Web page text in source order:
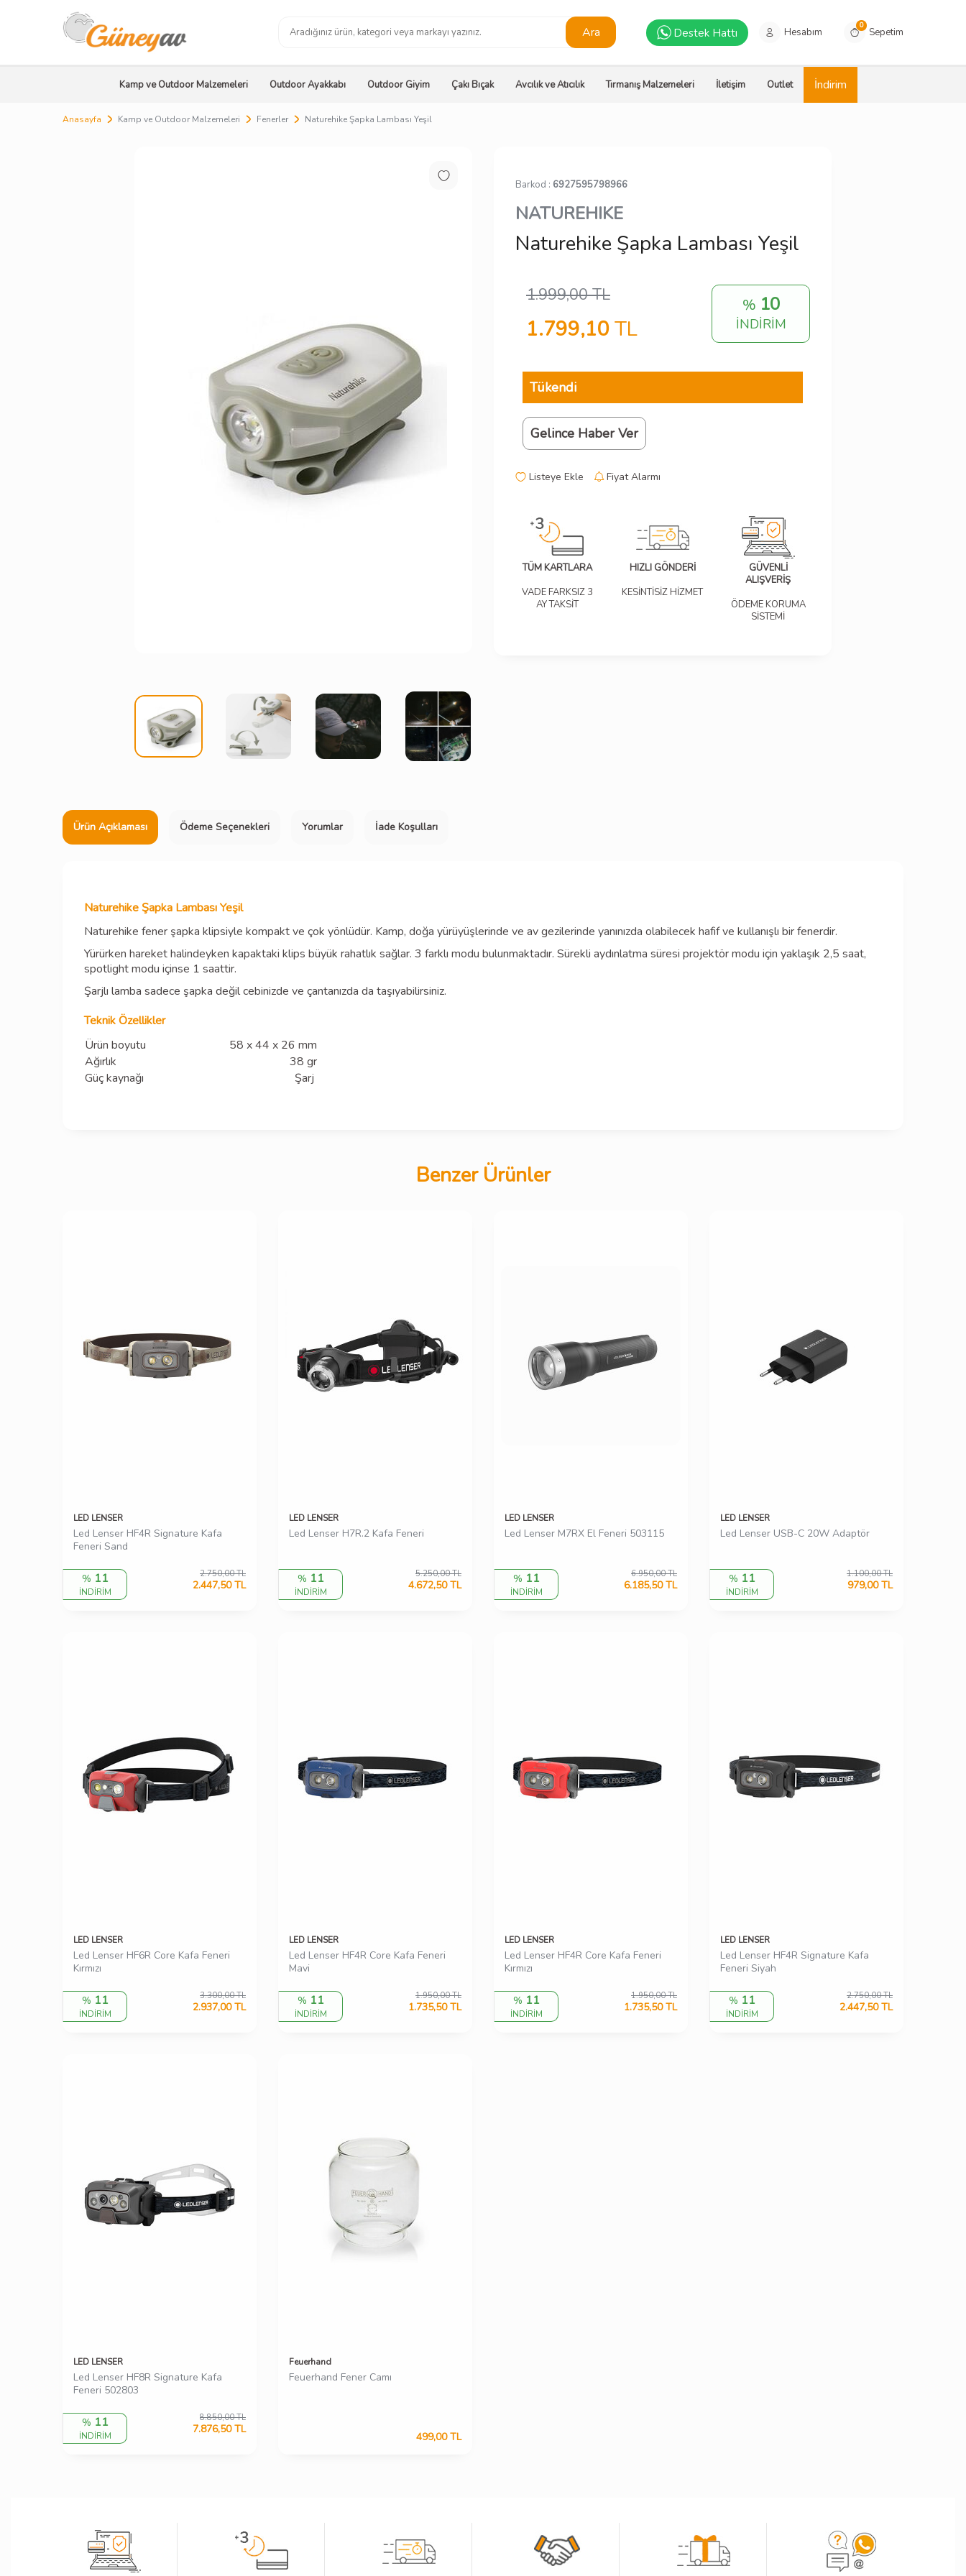
Ara Destek Hattı Hesabım
0
Sepetim
Kamp ve Outdoor Malzemeleri Outdoor Ayakkabı Outdoor Giyim Çakı Bıçak Avcılık ve Atıcılık Tırmanış Malzemeleri İletişim Outlet İndirim
Anasayfa Kamp ve Outdoor Malzemeleri Fenerler Naturehike Şapka Lambası Yeşil
Barkod : 6927595798966
NATUREHIKE
Naturehike Şapka Lambası Yeşil
1.999,00TL
1.799,10TL
% 10
İNDİRİM
Tükendi
Gelince Haber Ver
Listeye Ekle Fiyat Alarmı
TÜM KARTLARA
VADE FARKSIZ 3
AY TAKSİT
HIZLI GÖNDERİ
KESİNTİSİZ HİZMET
GÜVENLİ
ALIŞVERİŞ
ÖDEME KORUMA
SİSTEMİ
Ürün Açıklaması Ödeme Seçenekleri Yorumlar İade Koşulları
Naturehike Şapka Lambası Yeşil
Naturehike fener şapka klipsiyle kompakt ve çok yönlüdür. Kamp, doğa yürüyüşlerinde ve av gezilerinde yanınızda olabilecek hafif ve kullanışlı bir fenerdir.
Yürürken hareket halindeyken kapaktaki klips büyük rahatlık sağlar. 3 farklı modu bulunmaktadır. Sürekli aydınlatma süresi projektör modu için yaklaşık 2,5 saat,
spotlight modu içinse 1 saattir.
Şarjlı lamba sadece şapka değil cebinizde ve çantanızda da taşıyabilirsiniz.
Teknik Özellikler
Ürün boyutu
58 x 44 x 26 mm
Ağırlık
38 gr
Güç kaynağı
Şarj
Benzer Ürünler
LED LENSER
Led Lenser HF4R Signature Kafa
Feneri Sand
% 11
İNDİRİM
2.750,00TL
2.447,50TL
LED LENSER
Led Lenser H7R.2 Kafa Feneri
% 11
İNDİRİM
5.250,00TL
4.672,50TL
LED LENSER
Led Lenser M7RX El Feneri 503115
% 11
İNDİRİM
6.950,00TL
6.185,50TL
LED LENSER
Led Lenser USB-C 20W Adaptör
% 11
İNDİRİM
1.100,00TL
979,00TL
LED LENSER
Led Lenser HF6R Core Kafa Feneri
Kırmızı
% 11
İNDİRİM
3.300,00TL
2.937,00TL
LED LENSER
Led Lenser HF4R Core Kafa Feneri
Mavi
% 11
İNDİRİM
1.950,00TL
1.735,50TL
LED LENSER
Led Lenser HF4R Core Kafa Feneri
Kırmızı
% 11
İNDİRİM
1.950,00TL
1.735,50TL
LED LENSER
Led Lenser HF4R Signature Kafa
Feneri Siyah
% 11
İNDİRİM
2.750,00TL
2.447,50TL
LED LENSER
Led Lenser HF8R Signature Kafa
Feneri 502803
% 11
İNDİRİM
8.850,00TL
7.876,50TL
Feuerhand
Feuerhand Fener Camı
499,00TL